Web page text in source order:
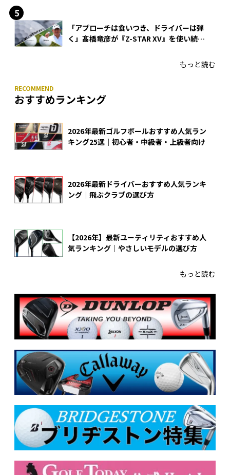
「アプローチは食いつき、ドライバーは弾
く」髙橋竜彦が『Z-STAR XV』を使い続け
もっと読む
おすすめランキング
2026年最新ゴルフボールおすすめ人気ラン
キング25選｜初心者・中級者・上級者向け
2026年最新ドライバーおすすめ人気ランキ
ング｜飛ぶクラブの選び方
【2026年】最新ユーティリティおすすめ人
気ランキング｜やさしいモデルの選び方
もっと読む